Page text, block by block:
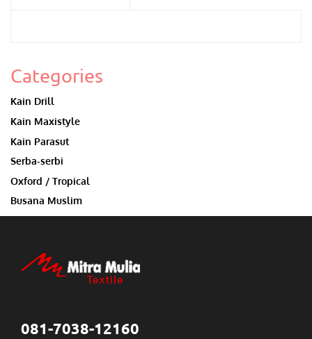
Categories
Kain Drill
Kain Maxistyle
Kain Parasut
Serba-serbi
Oxford / Tropical
Busana Muslim
081-7038-12160